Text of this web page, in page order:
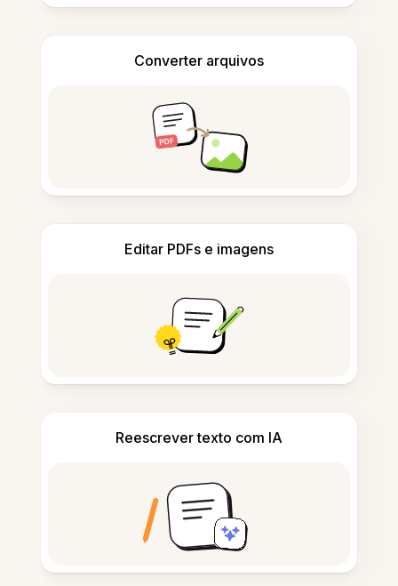
Converter arquivos
Editar PDFs e imagens
Reescrever texto com IA